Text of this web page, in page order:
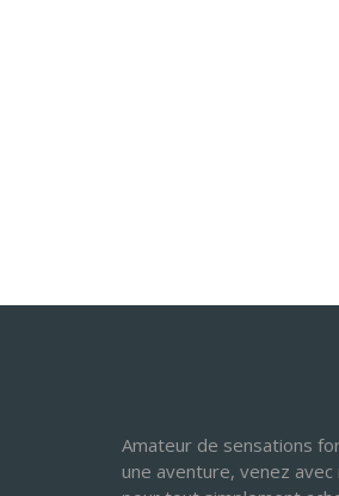
Amateur de sensations
une aventure, venez